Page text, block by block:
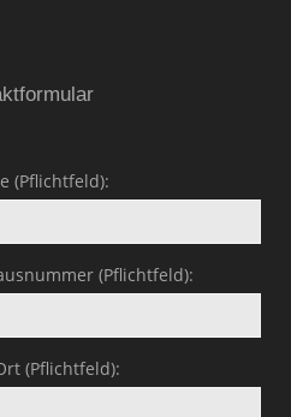
(Pflichtfeld):
(Pflichtfeld):
(Pflichtfeld):